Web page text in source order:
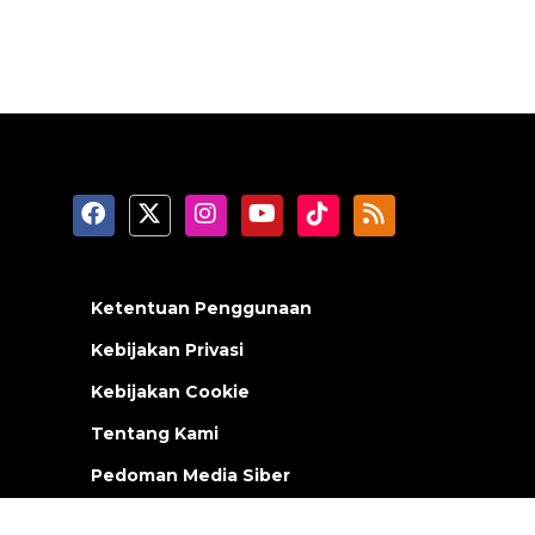
Ketentuan Penggunaan
Kebijakan Privasi
Kebijakan Cookie
Tentang Kami
Pedoman Media Siber